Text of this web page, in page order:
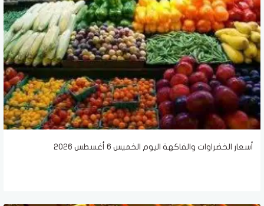
أسعار الخضراوات والفاكهة اليوم الخميس 6 أغسطس 2026